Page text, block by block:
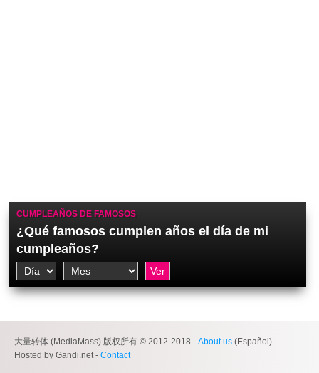
CUMPLEAÑOS DE FAMOSOS
¿Qué famosos cumplen años el día de mi
cumpleaños?
大量转体 (MediaMass) 版权所有 © 2012-2018 - About us (Español) -
Hosted by Gandi.net - Contact